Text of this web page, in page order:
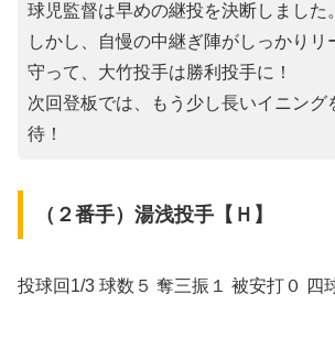
球児監督は早めの継投を決断しました。
しかし、自慢の中継ぎ陣がしっかりリ
守って、大竹投手は勝利投手に！
次回登板では、もう少し長いイニング
待！
（２番手）湯浅投手【Ｈ】
投球回1/3 球数５ 奪三振１ 被安打０ 四